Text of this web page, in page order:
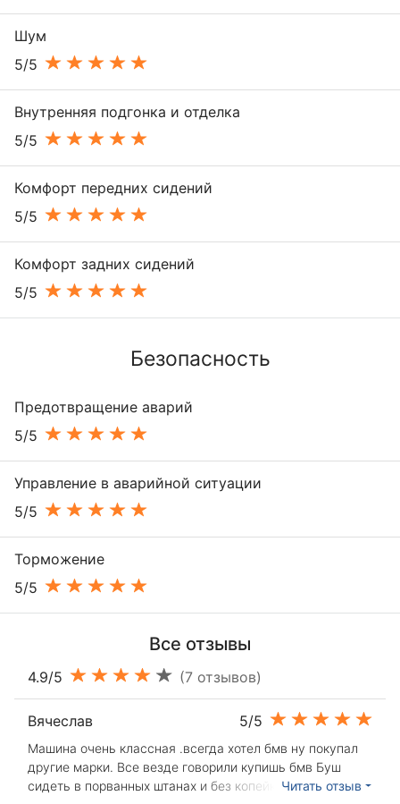
Шум
5/5
Внутренняя подгонка и отделка
5/5
Комфорт передних сидений
5/5
Комфорт задних сидений
5/5
Безопасность
Предотвращение аварий
5/5
Управление в аварийной ситуации
5/5
Торможение
5/5
Все отзывы
4.9/5 (7 отзывов)
Вячеслав 5/5
Машина очень классная .всегда хотел бмв ну покупал
другие марки. Все везде говорили купишь бмв Буш
сидеть в порванных штанах и без копейки . Наконец-то
Читать отзыв